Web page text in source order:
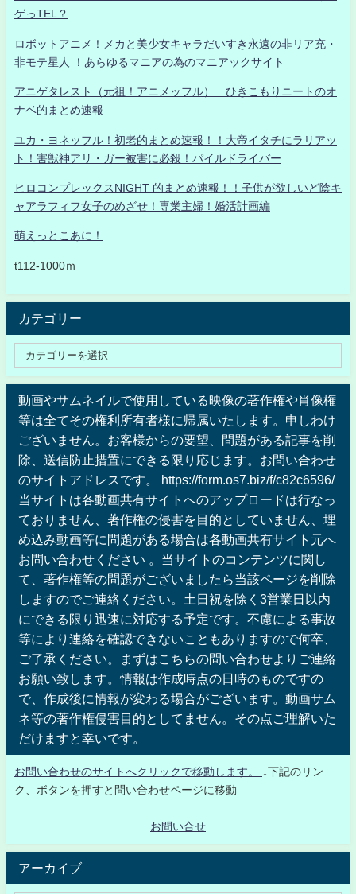
ゲっTEL？
ロボットアニメ！メカと美少女キャラだいすき永遠の非リア充・
非モテ星人 ！あらゆるマニアの為のマニアックサイト
アニゲタレスト（元祖！アニメッフル） ひきこもりニートのオ
ナベ的まとめ速報
ユカ・ヨネッフル！初老的まとめ速報！！大帝イタチにラリアッ
ト！害獣神アリ・ガー被害に必殺！パイルドライバー
ヒロコンプレックスNIGHT 的まとめ速報！！子供が欲しいど陰キ
ャアラフィフ女子のめざせ！専業主婦！婚活計画編
萌えっとこあに！
t112-1000ｍ
カテゴリー
動画やサムネイルで使用している映像の著作権や肖像権
等は全てその権利所有者様に帰属いたします。申しわけ
ございません。お客様からの要望、問題がある記事を削
除、送信防止措置にできる限り応じます。お問い合わせ
のサイトアドレスです。 https://form.os7.biz/f/c82c6596/
当サイトは各動画共有サイトへのアップロードは行なっ
ておりません、著作権の侵害を目的としていません、埋
め込み動画等に問題がある場合は各動画共有サイト元へ
お問い合わせください 。当サイトのコンテンツに関し
て、著作権等の問題がございましたら当該ページを削除
しますのでご連絡ください。土日祝を除く3営業日以内
にできる限り迅速に対応する予定です。不慮による事故
等により連絡を確認できないこともありますので何卒、
ご了承ください。まずはこちらの問い合わせよりご連絡
お願い致します。情報は作成時点の日時のものですの
で、作成後に情報が変わる場合がございます。動画サム
ネ等の著作権侵害目的としてません。その点ご理解いた
だけますと幸いです。
お問い合わせのサイトへクリックで移動します。
↓下記のリン
ク、ボタンを押すと問い合わせページに移動
お問い合せ
アーカイブ